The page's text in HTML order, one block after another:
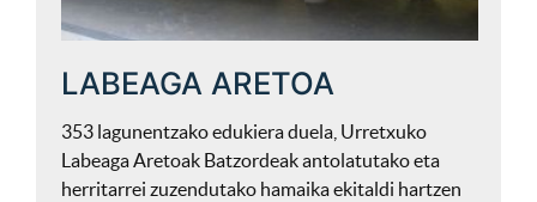
LABEAGA ARETOA
353 lagunentzako edukiera duela, Urretxuko
Labeaga Aretoak Batzordeak antolatutako eta
herritarrei zuzendutako hamaika ekitaldi hartzen